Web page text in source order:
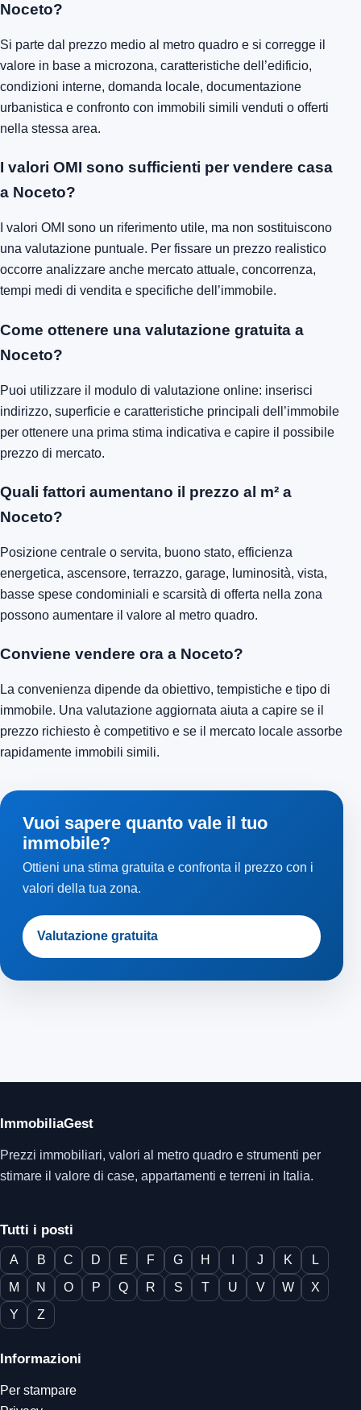
Noceto?
Si parte dal prezzo medio al metro quadro e si corregge il
valore in base a microzona, caratteristiche dell’edificio,
condizioni interne, domanda locale, documentazione
urbanistica e confronto con immobili simili venduti o offerti
nella stessa area.
I valori OMI sono sufficienti per vendere casa
a Noceto?
I valori OMI sono un riferimento utile, ma non sostituiscono
una valutazione puntuale. Per fissare un prezzo realistico
occorre analizzare anche mercato attuale, concorrenza,
tempi medi di vendita e specifiche dell’immobile.
Come ottenere una valutazione gratuita a
Noceto?
Puoi utilizzare il modulo di valutazione online: inserisci
indirizzo, superficie e caratteristiche principali dell’immobile
per ottenere una prima stima indicativa e capire il possibile
prezzo di mercato.
Quali fattori aumentano il prezzo al m² a
Noceto?
Posizione centrale o servita, buono stato, efficienza
energetica, ascensore, terrazzo, garage, luminosità, vista,
basse spese condominiali e scarsità di offerta nella zona
possono aumentare il valore al metro quadro.
Conviene vendere ora a Noceto?
La convenienza dipende da obiettivo, tempistiche e tipo di
immobile. Una valutazione aggiornata aiuta a capire se il
prezzo richiesto è competitivo e se il mercato locale assorbe
rapidamente immobili simili.
Vuoi sapere quanto vale il tuo
immobile?
Ottieni una stima gratuita e confronta il prezzo con i
valori della tua zona.
Valutazione gratuita
ImmobiliaGest
Prezzi immobiliari, valori al metro quadro e strumenti per
stimare il valore di case, appartamenti e terreni in Italia.
Tutti i posti
A B C D E F G H J K
L
M
N O P Q R S T U V W
X
Y
Z
Informazioni
Per stampare